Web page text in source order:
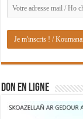
DON EN LIGNE